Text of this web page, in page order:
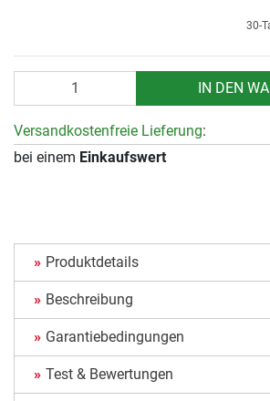
30-
IN DEN
Versandkostenfreie Lieferung:
bei einem Einkaufswert
Produktdetails
Beschreibung
Garantiebedingungen
Test & Bewertungen